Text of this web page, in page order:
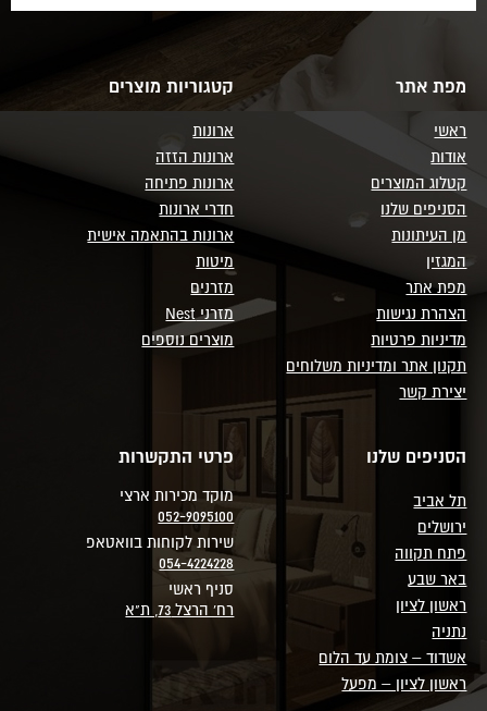
מפת אתר
ראשי
אודות
קטלוג המוצרים
הסניפים שלנו
מן העיתונות
המגזין
מפת אתר
הצהרת נגישות
מדיניות פרטיות
תקנון אתר ומדיניות משלוחים
יצירת קשר
קטגוריות מוצרים
ארונות
ארונות הזזה
ארונות פתיחה
חדרי ארונות
ארונות בהתאמה אישית
מיטות
מזרנים
מזרני Nest
מוצרים נוספים
הסניפים שלנו
תל אביב
ירושלים
פתח תקווה
באר שבע
ראשון לציון
נתניה
אשדוד – צומת עד הלום
ראשון לציון – מפעל
פרטי התקשרות
מוקד מכירות ארצי
052-9095100
שירות לקוחות בוואטאפ
054-4224228
סניף ראשי
רח' הרצל 73, ת"א